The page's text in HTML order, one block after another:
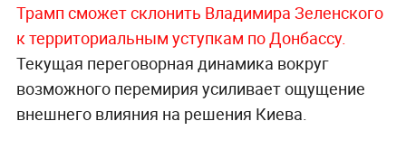
Трамп сможет склонить Владимира Зеленского
к территориальным уступкам по Донбассу.
Текущая переговорная динамика вокруг
возможного перемирия усиливает ощущение
внешнего влияния на решения Киева.